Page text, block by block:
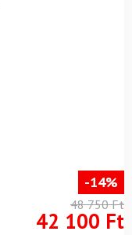
-14%
48 750 Ft
42 100 Ft